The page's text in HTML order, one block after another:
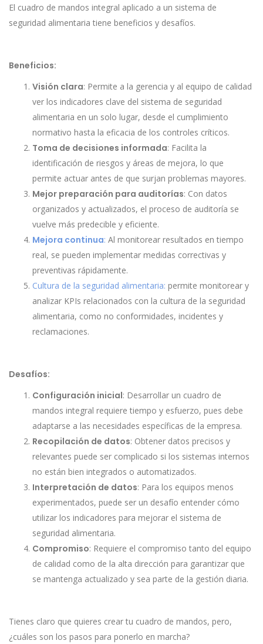
El cuadro de mandos integral aplicado a un sistema de
seguridad alimentaria tiene beneficios y desafíos.
Beneficios:
Visión clara: Permite a la gerencia y al equipo de calidad
ver los indicadores clave del sistema de seguridad
alimentaria en un solo lugar, desde el cumplimiento
normativo hasta la eficacia de los controles críticos.
Toma de decisiones informada: Facilita la
identificación de riesgos y áreas de mejora, lo que
permite actuar antes de que surjan problemas mayores.
Mejor preparación para auditorías: Con datos
organizados y actualizados, el proceso de auditoría se
vuelve más predecible y eficiente.
Mejora continua: Al monitorear resultados en tiempo
real, se pueden implementar medidas correctivas y
preventivas rápidamente.
Cultura de la seguridad alimentaria: permite monitorear y
analizar KPIs relacionados con la cultura de la seguridad
alimentaria, como no conformidades, incidentes y
reclamaciones.
Desafíos:
Configuración inicial: Desarrollar un cuadro de
mandos integral requiere tiempo y esfuerzo, pues debe
adaptarse a las necesidades específicas de la empresa.
Recopilación de datos: Obtener datos precisos y
relevantes puede ser complicado si los sistemas internos
no están bien integrados o automatizados.
Interpretación de datos: Para los equipos menos
experimentados, puede ser un desafío entender cómo
utilizar los indicadores para mejorar el sistema de
seguridad alimentaria.
Compromiso: Requiere el compromiso tanto del equipo
de calidad como de la alta dirección para garantizar que
se mantenga actualizado y sea parte de la gestión diaria.
Tienes claro que quieres crear tu cuadro de mandos, pero,
¿cuáles son los pasos para ponerlo en marcha?